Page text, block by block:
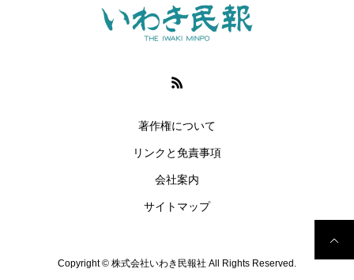
著作権について
リンクと免責事項
会社案内
サイトマップ
Copyright © 株式会社いわき民報社 All Rights Reserved.